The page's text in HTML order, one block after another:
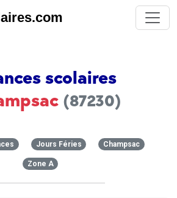
scolaires
(87230)
Jours Féries Champsac
Zone A